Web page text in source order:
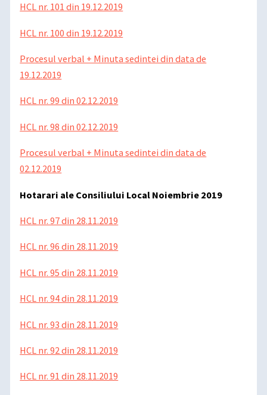
HCL nr. 101 din 19.12.2019
HCL nr. 100 din 19.12.2019
Procesul verbal + Minuta sedintei din data de
19.12.2019
HCL nr. 99 din 02.12.2019
HCL nr. 98 din 02.12.2019
Procesul verbal + Minuta sedintei din data de
02.12.2019
Hotarari ale Consiliului Local Noiembrie 2019
HCL nr. 97 din 28.11.2019
HCL nr. 96 din 28.11.2019
HCL nr. 95 din 28.11.2019
HCL nr. 94 din 28.11.2019
HCL nr. 93 din 28.11.2019
HCL nr. 92 din 28.11.2019
HCL nr. 91 din 28.11.2019